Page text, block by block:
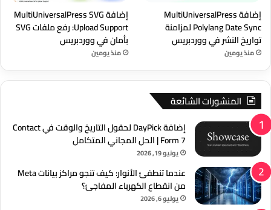
إضافة MultiUniversalPress
Polylang Date Sync لمزامنة
تواريخ النشر في ووردبريس
منذ يومين
إضافة MultiUniversalPress SVG
Upload Support: رفع ملفات SVG
بأمان في ووردبريس
منذ يومين
المنشورات الشائعة
إضافة DayPick لحقول التاريخ والوقت في Contact
Form 7 | الحل المجاني المتكامل
يونيو 19, 2026
عندما تنطفئ الأنوار: كيف تنجو مراكز بيانات Meta
من انقطاع الكهرباء المفاجئ؟
يوليو 6, 2026